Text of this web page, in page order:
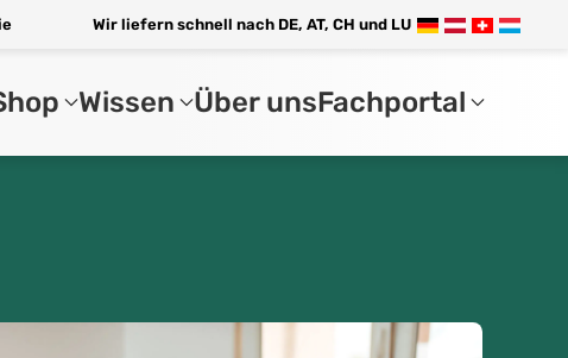
Wir liefern schnell nach DE, AT, CH und LU
Wissen Über unsFachportal